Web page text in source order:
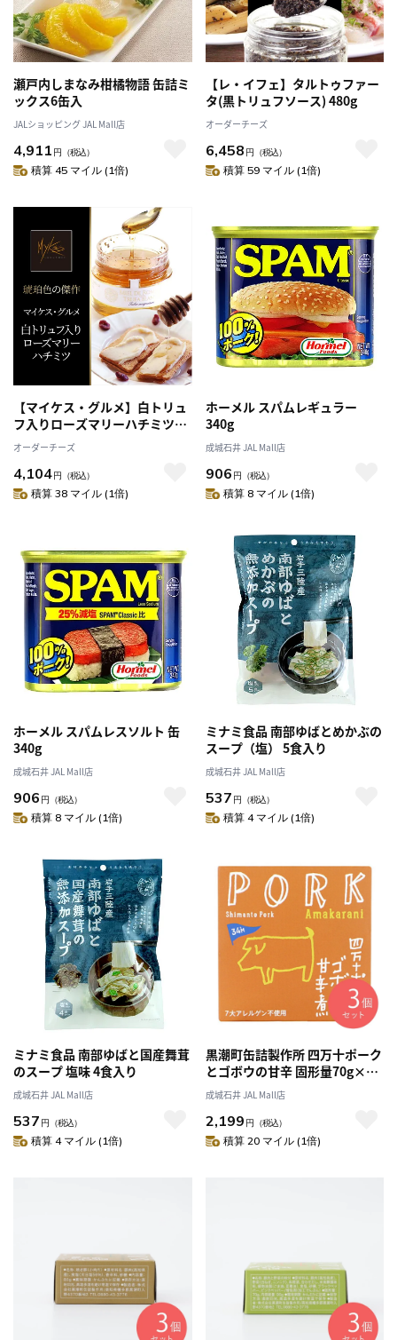
瀬戸内しまなみ柑橘物語 缶詰ミ
ックス6缶入
JALショッピング JAL Mall店
4,911 円 （税込）
積算 45 マイル (1倍)
【レ・イフェ】タルトゥファー
タ(黒トリュフソース) 480g
オーダーチーズ
6,458 円 （税込）
積算 59 マイル (1倍)
【マイケス・グルメ】白トリュ
フ入りローズマリーハチミツ
170g
オーダーチーズ
4,104円 （税込）
積算 38 マイル (1倍)
ホーメル スパムレギュラー
340g
成城石井 JAL Mall店
906 円 （税込）
積算 8 マイル (1倍)
ホーメル スパムレスソルト 缶
340g
成城石井 JAL Mall店
906 円 （税込）
積算 8 マイル (1倍)
ミナミ食品 南部ゆばとめかぶの
スープ（塩） 5食入り
成城石井 JAL Mall店
537 円 （税込）
積算 4 マイル (1倍)
ミナミ食品 南部ゆばと国産舞茸
のスープ 塩味 4食入り
成城石井 JAL Mall店
537 円 （税込）
積算 4 マイル (1倍)
黒潮町缶詰製作所 四万十ポーク
とゴボウの甘辛 固形量70g×3
個
成城石井 JAL Mall店
2,199 円 （税込）
積算 20 マイル (1倍)